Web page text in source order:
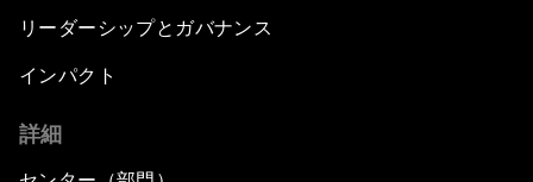
リーダーシップとガバナンス
インパクト
詳細